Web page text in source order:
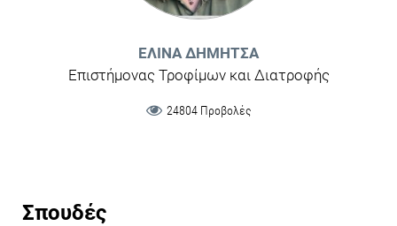
ΕΛΊΝΑ ΔΉΜΗΤΣΑ
Επιστήμονας Τροφίμων και Διατροφής
24804 Προβολές
Σπουδές